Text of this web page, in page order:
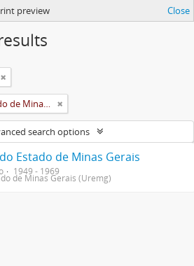
preview Close
Universidade Rural do Estado de Minas Gerais (Uremg)
search options
Estado de Minas Gerais
1949 - 1969
de Minas Gerais (Uremg)